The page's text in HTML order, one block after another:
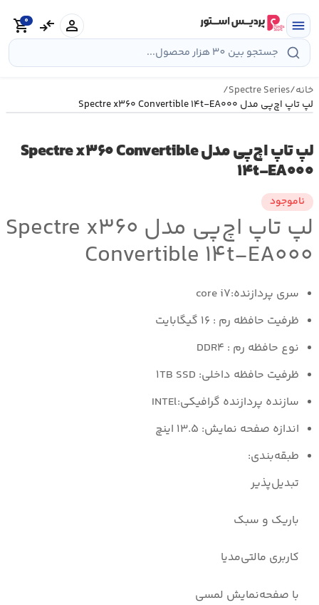
به
محتوا
menu
person
compare_arrows
shopping_cart
0
خانه/
Spectre Series
/
لپ تاپ اچ‌پی مدل Spectre x۳۶۰ Convertible ۱۴t-EA۰۰۰
لپ تاپ اچ‌پی مدل Spectre x۳۶۰ Convertible
۱۴t-EA۰۰۰
ناموجود
لپ تاپ اچ‌پی مدل Spectre x۳۶۰
Convertible ۱۴t-EA۰۰۰
سری پردازنده:core i۷
ظرفیت حافظه رم : ۱۶ گیگابایت
نوع حافظه رم : DDR۴
ظرفیت حافظه داخلی: ۱TB SSD
سازنده پردازنده گرافیکی:INTEl
اندازه صفحه نمایش: ۱۳.۵ اینچ
طبقه‌بندی:
تبدیل‌پذیر
باریک و سبک
کاربری مالتی‌مدیا
با صفحه‌نمایش لمسی